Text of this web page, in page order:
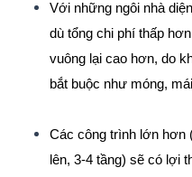
Với những ngôi nhà
dù tổng chi phí thấp
vuông lại cao hơn, do
bắt buộc như móng,
Các công trình lớn hơn
lên, 3-4 tầng) sẽ có lợi